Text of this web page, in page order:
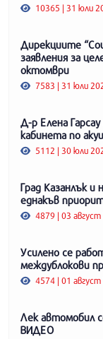
10365 | 31 юли
Дирекциите
заявления за
октомври
7583 | 31 юли
Д-р Елена
кабинета по
5112 | 30 юли
Град Казанлък
еднакъв
4879 | 03
Усилено се
междублокови
4574 | 01
Лек автомобил
ВИДЕО